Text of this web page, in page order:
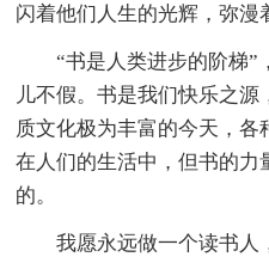
闪着他们人生的光辉，弥
“书是人类进步的阶梯”
儿不假。书是我们快乐之
质文化极为丰富的今天，
在人们的生活中，但书的力
的。
我愿永远做一个读书人